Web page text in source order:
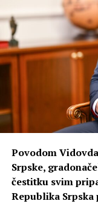
Povodom
Srpske,
čestitku svim
Republika Srpska